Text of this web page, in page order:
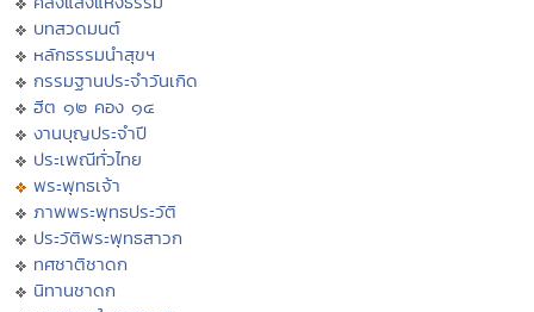
บทสวดมนต์
หลักธรรมนำสุขฯ
กรรมฐานประจำวันเกิด
ฮีต ๑๒ คอง ๑๔
งานบุญประจำปี
ประเพณีทั่วไทย
พระพุทธเจ้า
ภาพพระพุทธประวัติ
ประวัติพระพุทธสาวก
ทศชาติชาดก
นิทานชาดก